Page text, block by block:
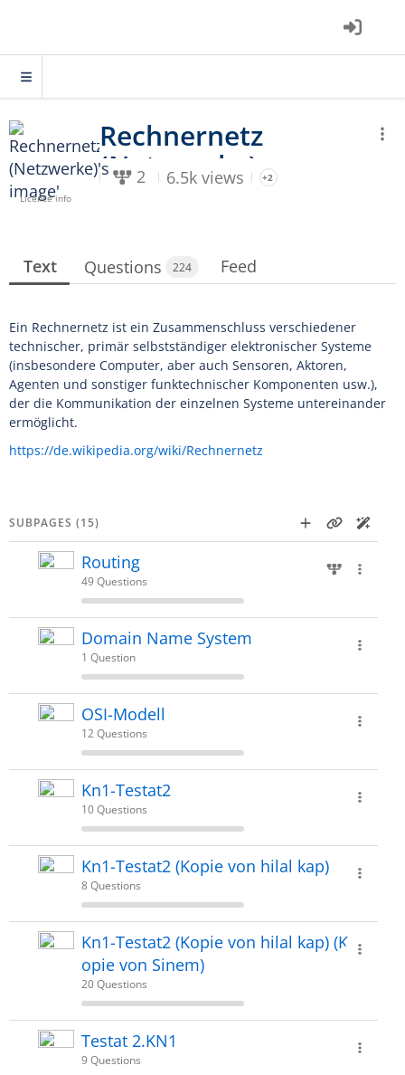
Licence info
2 6.5k views +2
Text Questions 224 Feed
Ein Rechnernetz ist ein Zusammenschluss verschiedener
technischer, primär selbstständiger elektronischer Systeme
(insbesondere Computer, aber auch Sensoren, Aktoren,
Agenten und sonstiger funktechnischer Komponenten usw.),
der die Kommunikation der einzelnen Systeme untereinander
ermöglicht.
https://de.wikipedia.org/wiki/Rechnernetz
SUBPAGES (15)
Routing
49 Questions
Domain Name System
1 Question
OSI-Modell
12 Questions
Kn1-Testat2
10 Questions
Kn1-Testat2 (Kopie von hilal kap)
8 Questions
Kn1-Testat2 (Kopie von hilal kap) (K
opie von Sinem)
20 Questions
Testat 2.KN1
9 Questions